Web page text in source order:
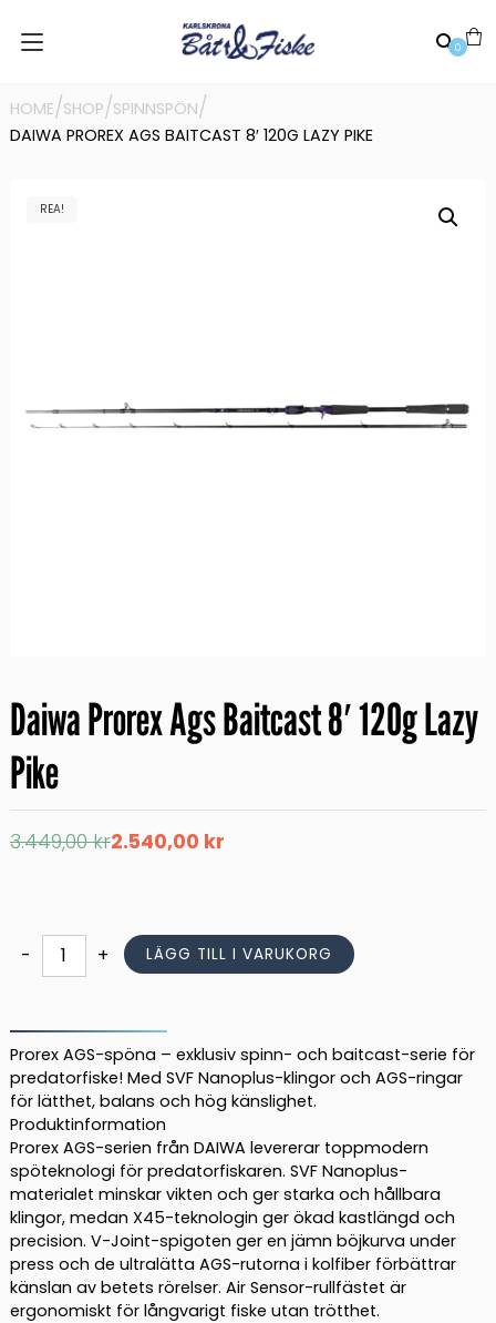
0
HOME/SHOP/SPINNSPÖN/
DAIWA PROREX AGS BAITCAST 8′ 120G LAZY PIKE
REA!
Daiwa Prorex Ags Baitcast 8′ 120g Lazy
Pike
3.449,00kr
Det
ursprungliga
2.540,00 kr
Det
nuvarande
-
Daiwa
Prorex
Baitcast
8'
120g
Lazy
Pike
mängd
+ LÄGG TILL I VARUKORG
Prorex AGS-spöna – exklusiv spinn- och baitcast-serie för
predatorfiske! Med SVF Nanoplus-klingor och AGS-ringar
för lätthet, balans och hög känslighet.
Produktinformation
Prorex AGS-serien från DAIWA levererar toppmodern
spöteknologi för predatorfiskaren. SVF Nanoplus-
materialet minskar vikten och ger starka och hållbara
klingor, medan X45-teknologin ger ökad kastlängd och
precision. V-Joint-spigoten ger en jämn böjkurva under
press och de ultralätta AGS-rutorna i kolfiber förbättrar
känslan av betets rörelser. Air Sensor-rullfästet är
ergonomiskt för långvarigt fiske utan trötthet.